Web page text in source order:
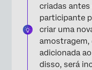
criadas
participante
criar uma
amostragem,
adicionada
disso, será